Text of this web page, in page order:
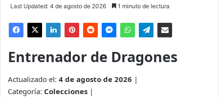
Last Updated: 4 de agosto de 2026 1 minuto de lectura
Entrenador de Dragones
Actualizado el: 4 de agosto de 2026 |
Categoría: Colecciones |